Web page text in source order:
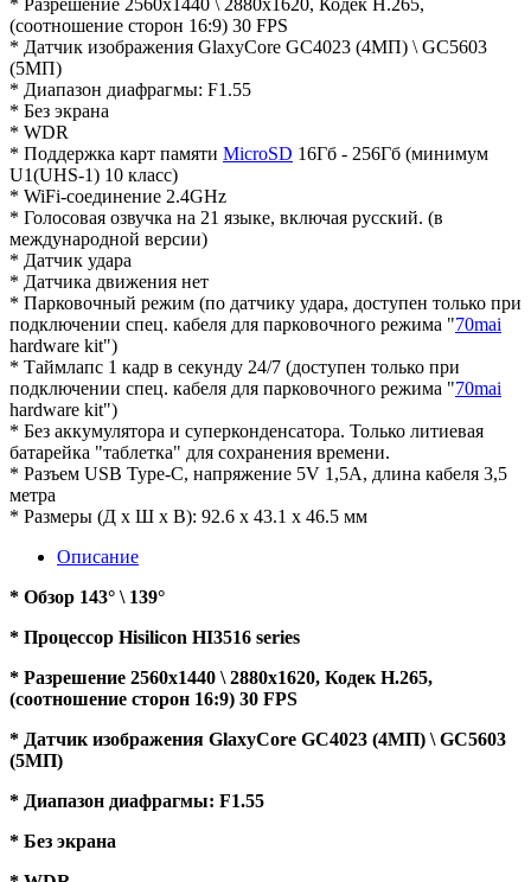
* Разрешение 2560х1440 \ 2880х1620, Кодек H.265,
(соотношение сторон 16:9) 30 FPS
* Датчик изображения GlaxyCore GC4023 (4МП) \ GC5603
(5МП)
* Диапазон диафрагмы: F1.55
* Без экрана
* WDR
* Поддержка карт памяти MicroSD 16Гб - 256Гб (минимум
U1(UHS-1) 10 класс)
* WiFi-соединение 2.4GHz
* Голосовая озвучка на 21 языке, включая русский. (в
международной версии)
* Датчик удара
* Датчика движения нет
* Парковочный режим (по датчику удара, доступен только при
подключении спец. кабеля для парковочного режима "70mai
hardware kit")
* Таймлапс 1 кадр в секунду 24/7 (доступен только при
подключении спец. кабеля для парковочного режима "70mai
hardware kit")
* Без аккумулятора и суперконденсатора. Только литиевая
батарейка "таблетка" для сохранения времени.
* Разъем USB Type-C, напряжение 5V 1,5А, длина кабеля 3,5
метра
* Размеры (Д x Ш x В): 92.6 x 43.1 x 46.5 мм
Описание
* Обзор 143° \ 139°
* Процессор Hisilicon HI3516 series
* Разрешение 2560х1440 \ 2880х1620, Кодек H.265,
(соотношение сторон 16:9) 30 FPS
* Датчик изображения GlaxyCore GC4023 (4МП) \ GC5603
(5МП)
* Диапазон диафрагмы: F1.55
* Без экрана